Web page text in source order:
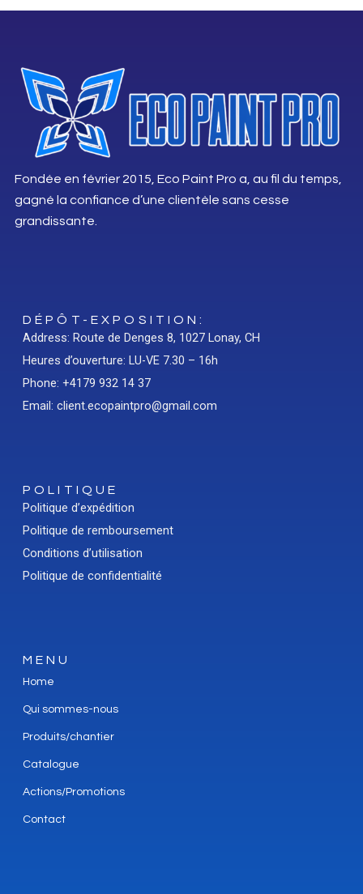
Fondée en février 2015, Eco Paint Pro a, au fil du temps,
gagné la confiance d’une clientèle sans cesse
grandissante.
DÉPÔT-EXPOSITION:
Address: Route de Denges 8, 1027 Lonay, CH
Heures d’ouverture: LU-VE 7.30 – 16h
Phone: +4179 932 14 37
Email: client.ecopaintpro@gmail.com
POLITIQUE
Politique d’expédition
Politique de remboursement
Conditions d’utilisation
Politique de confidentialité
MENU
Home
Qui sommes-nous
Produits/chantier
Catalogue
Actions/Promotions
Contact